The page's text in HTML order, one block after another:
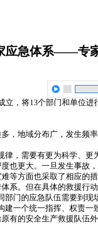
应急体系——专
，将13个部门和单位
，地域分布广，发生频
，需要有更为科学、
也更大。一旦发生事故
等方面也采取了相应
系。但在具体的救援行
门的应急队伍需要到
一个统一指挥、权责
有的安全生产救援队